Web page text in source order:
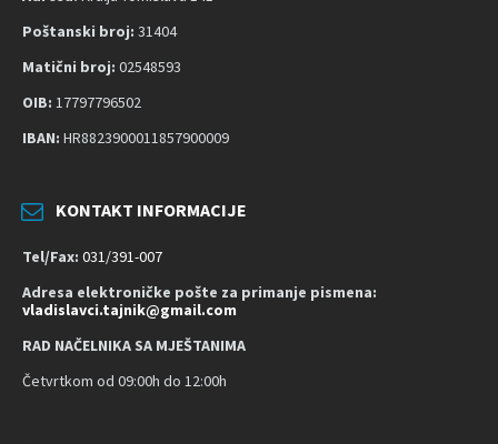
Poštanski broj: 31404
Matični broj: 02548593
OIB: 17797796502
IBAN: HR8823900011857900009
KONTAKT INFORMACIJE
Tel/Fax: 031/391-007
Adresa elektroničke pošte za primanje pismena:
vladislavci.tajnik@gmail.com
RAD NAČELNIKA SA MJEŠTANIMA
Četvrtkom od 09:00h do 12:00h